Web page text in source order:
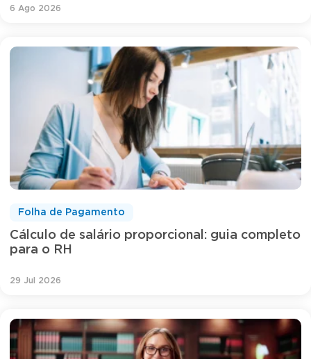
6 Ago 2026
Cálculo de salário proporcional: guia completo
para o RH
Folha de Pagamento
29 Jul 2026